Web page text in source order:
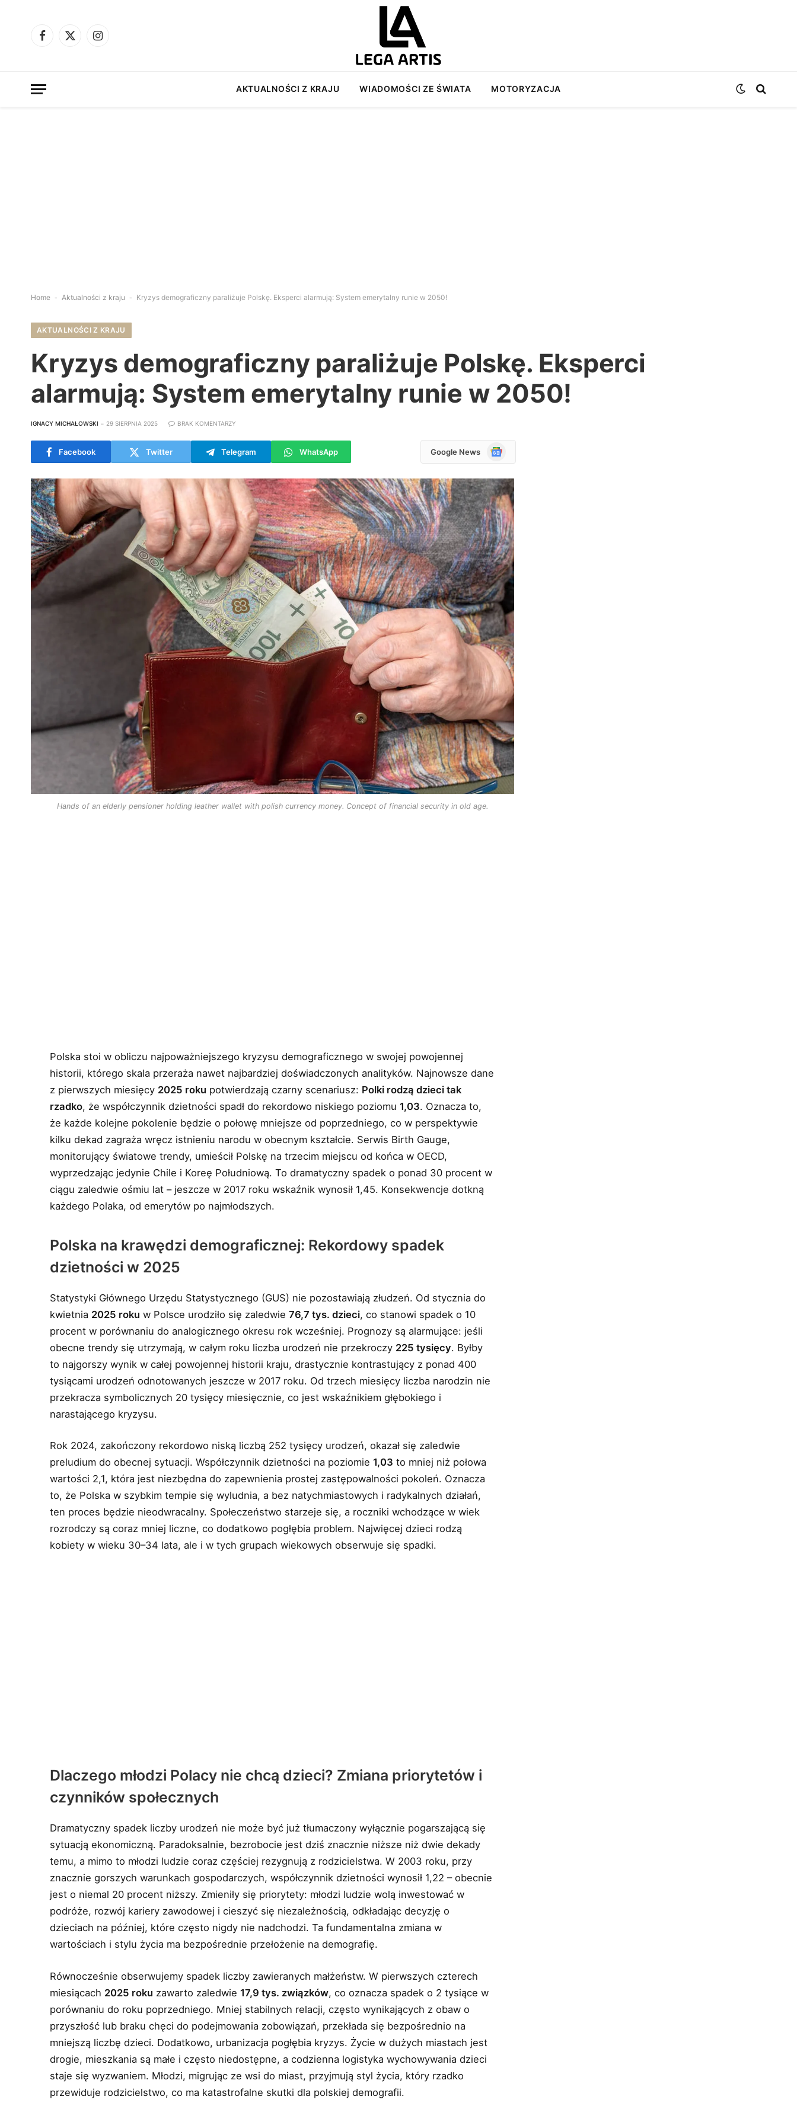
Facebook
X
Instagram
AKTUALNOŚCI Z KRAJU WIADOMOŚCI ZE ŚWIATA MOTORYZACJA
Home - Aktualności z kraju - Kryzys demograficzny paraliżuje Polskę. Eksperci alarmują: System emerytalny runie w 2050!
AKTUALNOŚCI Z KRAJU
Kryzys demograficzny paraliżuje Polskę. Eksperci
alarmują: System emerytalny runie w 2050!
IGNACY MICHAŁOWSKI 29 SIERPNIA 2025 BRAK KOMENTARZY
Facebook Twitter Telegram WhatsApp Google News
Google
Hands of an elderly pensioner holding leather wallet with polish currency money. Concept of financial security in old age.
Polska stoi w obliczu najpoważniejszego kryzysu demograficznego w swojej powojennej
historii, którego skala przeraża nawet najbardziej doświadczonych analityków. Najnowsze dane
z pierwszych miesięcy 2025 roku potwierdzają czarny scenariusz: Polki rodzą dzieci tak
rzadko, że współczynnik dzietności spadł do rekordowo niskiego poziomu1,03. Oznacza to,
że każde kolejne pokolenie będzie o połowę mniejsze od poprzedniego, co w perspektywie
kilku dekad zagraża wręcz istnieniu narodu w obecnym kształcie. Serwis Birth Gauge,
monitorujący światowe trendy, umieścił Polskę na trzecim miejscu od końca w OECD,
wyprzedzając jedynie Chile i Koreę Południową. To dramatyczny spadek o ponad 30 procent w
ciągu zaledwie ośmiu lat – jeszcze w 2017 roku wskaźnik wynosił 1,45. Konsekwencje dotkną
każdego Polaka, od emerytów po najmłodszych.
Polska na krawędzi demograficznej: Rekordowy spadek
dzietności w 2025
Statystyki Głównego Urzędu Statystycznego (GUS) nie pozostawiają złudzeń. Od stycznia do
kwietnia 2025 roku w Polsce urodziło się zaledwie76,7 tys. dzieci, co stanowi spadek o 10
procent w porównaniu do analogicznego okresu rok wcześniej. Prognozy są alarmujące: jeśli
obecne trendy się utrzymają, w całym roku liczba urodzeń nie przekroczy 225 tysięcy. Byłby
to najgorszy wynik w całej powojennej historii kraju, drastycznie kontrastujący z ponad 400
tysiącami urodzeń odnotowanych jeszcze w 2017 roku. Od trzech miesięcy liczba narodzin nie
przekracza symbolicznych 20 tysięcy miesięcznie, co jest wskaźnikiem głębokiego i
narastającego kryzysu.
Rok 2024, zakończony rekordowo niską liczbą 252 tysięcy urodzeń, okazał się zaledwie
preludium do obecnej sytuacji. Współczynnik dzietności na poziomie1,03 to mniej niż połowa
wartości 2,1, która jest niezbędna do zapewnienia prostej zastępowalności pokoleń. Oznacza
to, że Polska w szybkim tempie się wyludnia, a bez natychmiastowych i radykalnych działań,
ten proces będzie nieodwracalny. Społeczeństwo starzeje się, a roczniki wchodzące w wiek
rozrodczy są coraz mniej liczne, co dodatkowo pogłębia problem. Najwięcej dzieci rodzą
kobiety w wieku 30–34 lata, ale i w tych grupach wiekowych obserwuje się spadki.
Dlaczego młodzi Polacy nie chcą dzieci? Zmiana priorytetów i
czynników społecznych
Dramatyczny spadek liczby urodzeń nie może być już tłumaczony wyłącznie pogarszającą się
sytuacją ekonomiczną. Paradoksalnie, bezrobocie jest dziś znacznie niższe niż dwie dekady
temu, a mimo to młodzi ludzie coraz częściej rezygnują z rodzicielstwa. W 2003 roku, przy
znacznie gorszych warunkach gospodarczych, współczynnik dzietności wynosił 1,22 – obecnie
jest o niemal 20 procent niższy. Zmieniły się priorytety: młodzi ludzie wolą inwestować w
podróże, rozwój kariery zawodowej i cieszyć się niezależnością, odkładając decyzję o
dzieciach na później, które często nigdy nie nadchodzi. Ta fundamentalna zmiana w
wartościach i stylu życia ma bezpośrednie przełożenie na demografię.
Równocześnie obserwujemy spadek liczby zawieranych małżeństw. W pierwszych czterech
miesiącach 2025 roku zawarto zaledwie17,9 tys. związków, co oznacza spadek o 2 tysiące w
porównaniu do roku poprzedniego. Mniej stabilnych relacji, często wynikających z obaw o
przyszłość lub braku chęci do podejmowania zobowiązań, przekłada się bezpośrednio na
mniejszą liczbę dzieci. Dodatkowo, urbanizacja pogłębia kryzys. Życie w dużych miastach jest
drogie, mieszkania są małe i często niedostępne, a codzienna logistyka wychowywania dzieci
staje się wyzwaniem. Młodzi, migrując ze wsi do miast, przyjmują styl życia, który rzadko
przewiduje rodzicielstwo, co ma katastrofalne skutki dla polskiej demografii.